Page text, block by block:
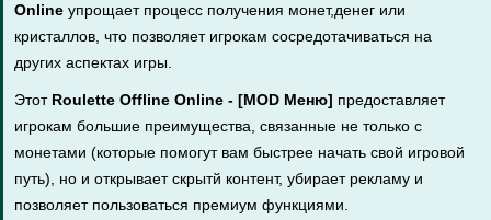
Online упрощает процесс получения монет,денег или
кристаллов, что позволяет игрокам сосредотачиваться на
других аспектах игры.
Этот Roulette Offline Online - [MOD Меню] предоставляет
игрокам большие преимущества, связанные не только с
монетами (которые помогут вам быстрее начать свой игровой
путь), но и открывает скрытй контент, убирает рекламу и
позволяет пользоваться премиум функциями.